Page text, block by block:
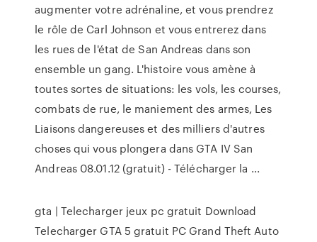
augmenter votre adrénaline, et vous prendrez
le rôle de Carl Johnson et vous entrerez dans
les rues de l'état de San Andreas dans son
ensemble un gang. L'histoire vous amène à
toutes sortes de situations: les vols, les courses,
combats de rue, le maniement des armes, Les
Liaisons dangereuses et des milliers d'autres
choses qui vous plongera dans GTA IV San
Andreas 08.01.12 (gratuit) - Télécharger la ...
gta | Telecharger jeux pc gratuit Download
Telecharger GTA 5 gratuit PC Grand Theft Auto